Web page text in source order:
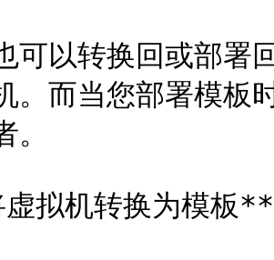
可以转换回或部署
。而当您部署模板
拟机转换为模板**